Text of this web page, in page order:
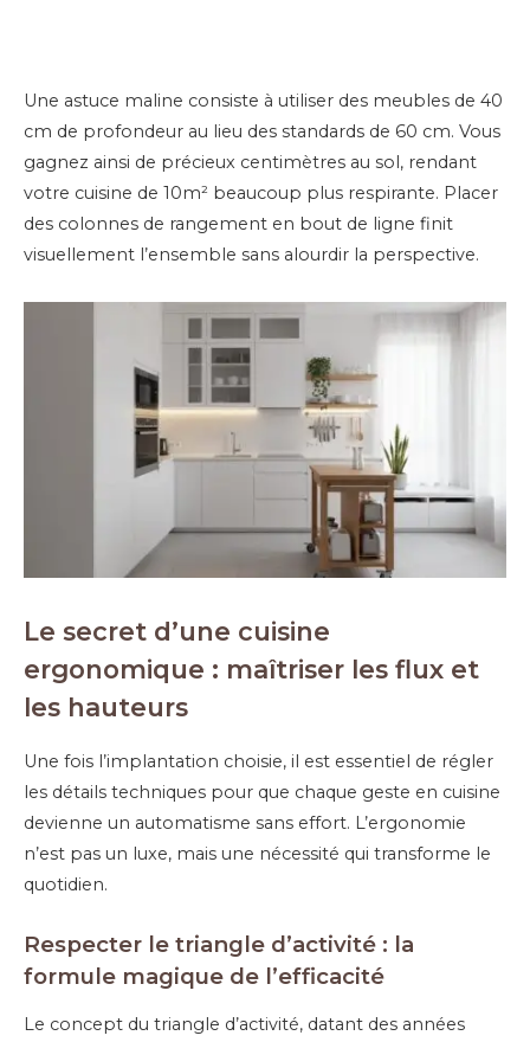
Une astuce maline consiste à utiliser des meubles de 40
cm de profondeur au lieu des standards de 60 cm. Vous
gagnez ainsi de précieux centimètres au sol, rendant
votre cuisine de 10m² beaucoup plus respirante. Placer
des colonnes de rangement en bout de ligne finit
visuellement l’ensemble sans alourdir la perspective.
Le secret d’une cuisine
ergonomique : maîtriser les flux et
les hauteurs
Une fois l’implantation choisie, il est essentiel de régler
les détails techniques pour que chaque geste en cuisine
devienne un automatisme sans effort. L’ergonomie
n’est pas un luxe, mais une nécessité qui transforme le
quotidien.
Respecter le triangle d’activité : la
formule magique de l’efficacité
Le concept du triangle d’activité, datant des années